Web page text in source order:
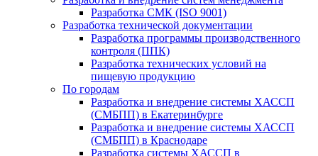
Разработка СМК (ISO 9001)
Разработка технической документации
Разработка программы производственного
контроля (ППК)
Разработка технических условий на
пищевую продукцию
По городам
Разработка и внедрение системы ХАССП
(СМБПП) в Екатеринбурге
Разработка и внедрение системы ХАССП
(СМБПП) в Краснодаре
Разработка системы ХАССП в